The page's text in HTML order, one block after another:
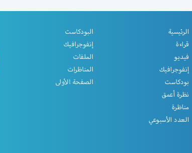
الرئيسية
قراءة
فيديو
إنفوجرافيك
بودكاست
نظرة أعمق
مناظرة
العدد الأسبوعي
البودكاست
إنفوجرافيك
الملفات
المناظرات
الصفحة الأولى